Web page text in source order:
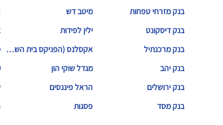
בנק מזרחי טפחות
בנק דיסקונט
בנק מרכנתיל
בנק יהב
בנק ירושלים
בנק מסד
מיטב דש
ילין לפידות
אקסלנס (הפניקס בית השקעות)
מגדל שוקי הון
הראל פיננסים
פסגות